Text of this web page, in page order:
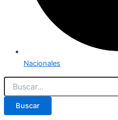
Nacionales
Buscar